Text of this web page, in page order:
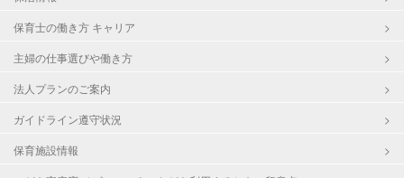
保育士の働き方 キャリア
主婦の仕事選びや働き方
法人プランのご案内
ガイドライン遵守状況
保育施設情報